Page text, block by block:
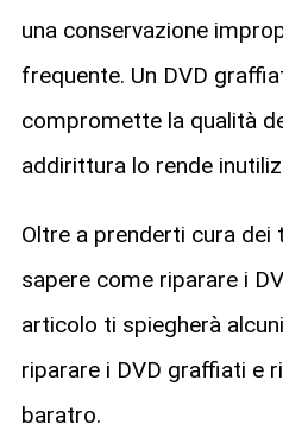
una conservazione
frequente. Un DVD
compromette la qualità
addirittura lo rende
Oltre a prenderti cura dei
sapere come riparare i
articolo ti spiegherà
riparare i DVD graffiati e
baratro.